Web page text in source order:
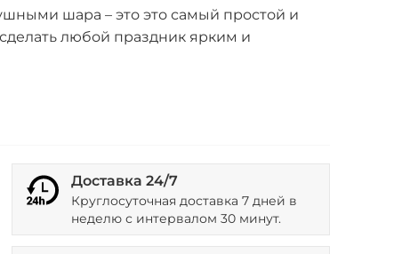
шара – это это самый простой и
любой праздник ярким и
Доставка 24/7
Круглосуточная доставка 7 дней в
неделю с интервалом 30 минут.